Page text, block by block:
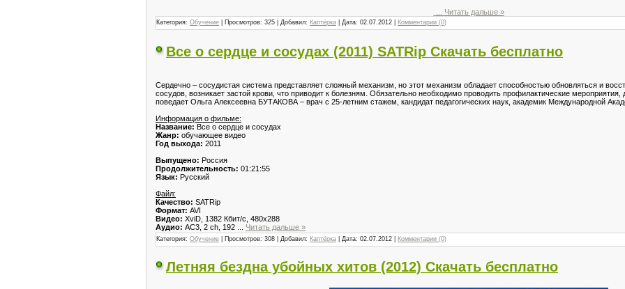
Читать дальше »
Категория: Обучение | Просмотров: 325 | Добавил: Каптёрка | Дата: 02.07.2012 Комментарии (0)
Все о сердце и сосудах (2011) SATRip Скачать бесплатно
Сердечно – сосудистая система представляет сложный механизм, но этот механизм обладает способностью обновляться и
сосудов, возникает застой крови, что приводит к болезням. Обязательно необходимо проводить профилактические
поведает Ольга Алексеевна БУТАКОВА – врач с 25-летним стажем, кандидат педагогических наук, академик Международной
Информация о фильме:
Название: Все о сердце и сосудах
Жанр: обучающее видео
Год выхода: 2011
Выпущено: Россия
Продолжительность: 01:21:55
Язык: Русский
Файл:
Качество: SATRip
Формат: AVI
Видео: XviD, 1382 Кбит/с, 480x288
Аудио: AC3, 2 ch, 192 Читать дальше »
Категория: Обучение | Просмотров: 308 | Добавил: Каптёрка | Дата: 02.07.2012 Комментарии (0)
Летняя бездна убойных хитов (2012) Скачать бесплатно